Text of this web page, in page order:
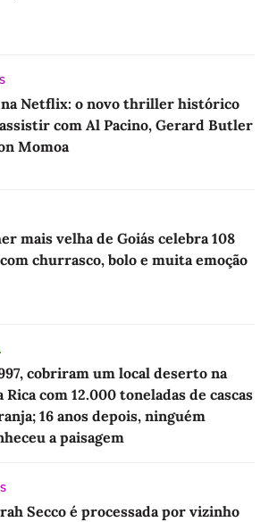
Netflix: o novo thriller histórico
com Al Pacino, Gerard Butler
Momoa
mais velha de Goiás celebra 108
churrasco, bolo e muita emoção
cobriram um local deserto na
Rica com 12.000 toneladas de cascas
16 anos depois, ninguém
a paisagem
Secco é processada por vizinho